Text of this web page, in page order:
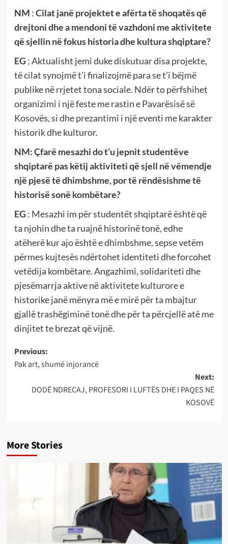
NM :Cilat janë projektet e afërta të shoqatës që
drejtoni dhe a mendoni të vazhdoni me aktivitete
që sjellin në fokus historia dhe kultura shqiptare?
EG ; Aktualisht jemi duke diskutuar disa projekte,
të cilat synojmë t’i finalizojmë para se t’i bëjmë
publike në rrjetet tona sociale. Ndër to përfshihet
organizimi i një feste me rastin e Pavarësisë së
Kosovës, si dhe prezantimi i një eventi me karakter
historik dhe kulturor.
NM:Çfarë mesazhi do t’u jepnit studentëve
shqiptarë pas këtij aktiviteti që sjell në vëmendje
një pjesë të dhimbshme, por të rëndësishme të
historisë sonë kombëtare?
EG : Mesazhi im për studentët shqiptarë është që
ta njohin dhe ta ruajnë historinë tonë, edhe
atëherë kur ajo është e dhimbshme, sepse vetëm
përmes kujtesës ndërtohet identiteti dhe forcohet
vetëdija kombëtare. Angazhimi, solidariteti dhe
pjesëmarrja aktive në aktivitete kulturore e
historike janë mënyra më e mirë për ta mbajtur
gjallë trashëgiminë tonë dhe për ta përcjellë atë me
dinjitet te brezat që vijnë.
Post
navigation
Previous:
Pak art, shumë injorancë
Next:
DODË NDRECAJ, PROFESORI I LUFTËS DHE I PAQES NË
KOSOVË
More Stories